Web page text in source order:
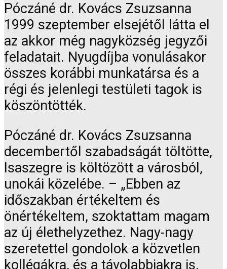
Póczáné dr. Kovács Zsuzsanna
1999 szeptember elsejétől látta el
az akkor még nagyközség jegyzői
feladatait. Nyugdíjba vonulásakor
összes korábbi munkatársa és a
régi és jelenlegi testületi tagok is
köszöntötték.
Póczáné dr. Kovács Zsuzsanna
decembertől szabadságát töltötte,
Isaszegre is költözött a városból,
unokái közelébe. – „Ebben az
időszakban értékeltem és
önértékeltem, szoktattam magam
az új élethelyzethez. Nagy-nagy
szeretettel gondolok a közvetlen
kollégákra, és a távolabbiakra is,